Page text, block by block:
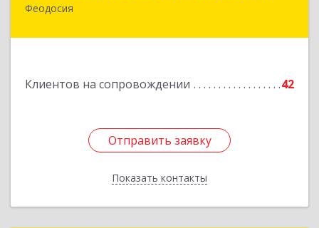
Феодосия
Клиентов на сопровождении 42
Отправить заявку
Показать контакты
Отправить заявку
Назад